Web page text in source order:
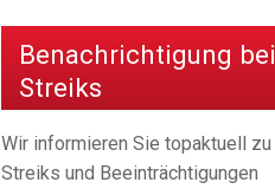
Benachrichtigung bei
Streiks
Wir informieren Sie topaktuell zu
Streiks und Beeinträchtigungen